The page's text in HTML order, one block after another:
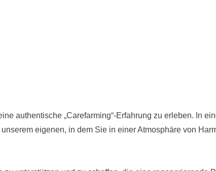
authentische „Carefarming“-Erfahrung zu erleben. In
eigenen, in dem Sie in einer Atmosphäre von